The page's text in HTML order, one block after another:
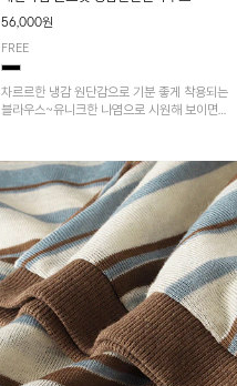
56,000원
FREE
차르르한 냉감 원단감으로 기분 좋게 착용되는
블라우스~유니크한 나염으로 시원해 보이면